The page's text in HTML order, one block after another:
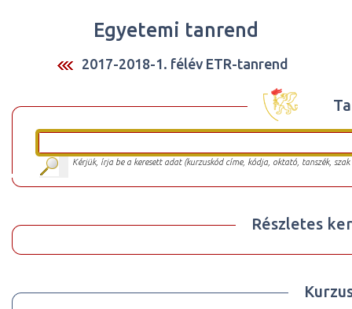
Egyetemi tanrend
2017-2018-1. félév ETR-tanrend
Kérjük, írja be a keresett adat (kurzuskód címe, kódja, oktató, tanszék,
Részletes